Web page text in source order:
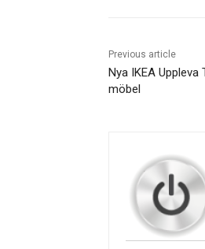
Previous article
Nya IKEA
möbel